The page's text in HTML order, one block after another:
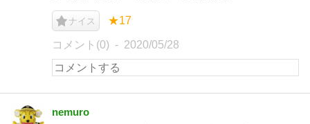
ナイス ★17
コメント(0) 2020/05/28
nemuro